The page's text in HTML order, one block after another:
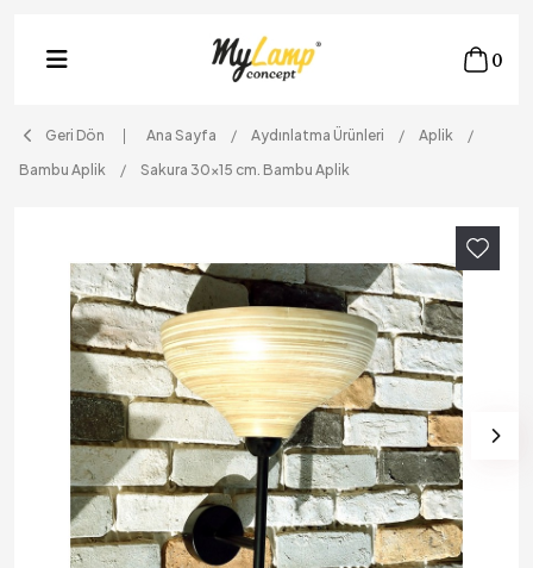
0
Geri Dön Ana Sayfa Aydınlatma Ürünleri
Aplik
Bambu Aplik
Sakura 30x15 cm. Bambu Aplik